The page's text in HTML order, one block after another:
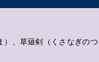
、草薙剣（くさなぎの